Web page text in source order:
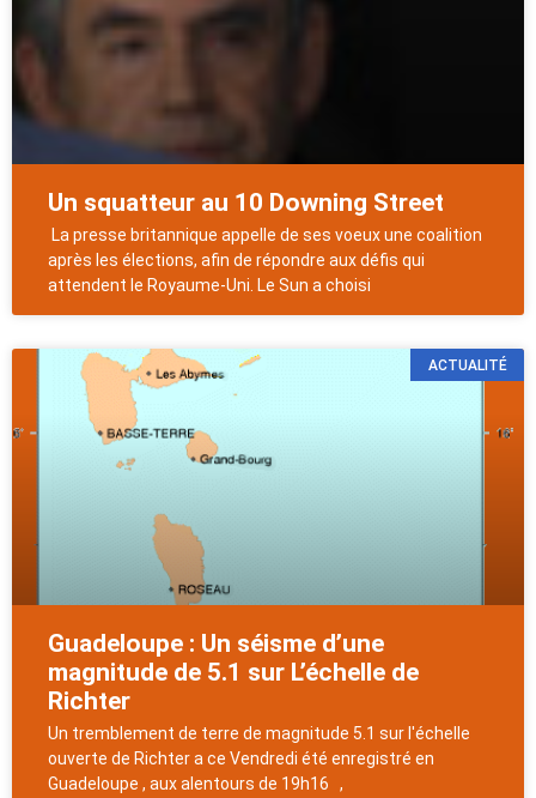
Un squatteur au 10 Downing Street
La presse britannique appelle de ses voeux une coalition
après les élections, afin de répondre aux défis qui
attendent le Royaume-Uni. Le Sun a choisi
ACTUALITÉ
Guadeloupe : Un séisme d’une
magnitude de 5.1 sur L’échelle de
Richter
Un tremblement de terre de magnitude 5.1 sur l'échelle
ouverte de Richter a ce Vendredi été enregistré en
Guadeloupe , aux alentours de 19h16 ,